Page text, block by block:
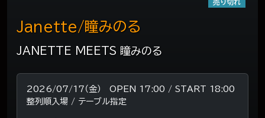
売り切れ
JANETTE MEETS 瞳みのる
Janette/瞳みのる
2026/07/17（金） OPEN 17:00 / START 18:00
整列順入場 / テーブル指定